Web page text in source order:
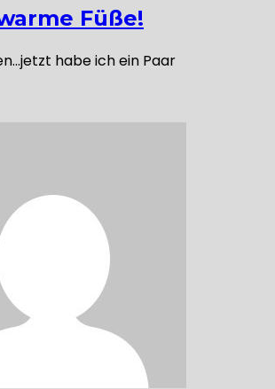
Füße!
habe ich ein Paar